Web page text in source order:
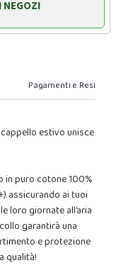
NEGOZI
Pagamenti e Resi
estivo unisce
in puro cotone 100%
assicurando ai tuoi
loro giornate all’aria
garantirà una
e protezione
qualità!